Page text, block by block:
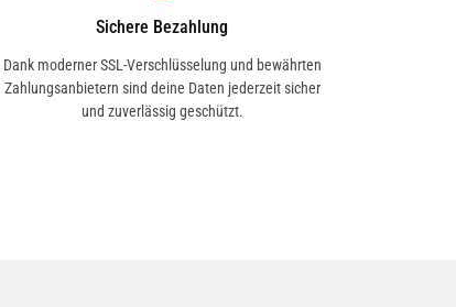
Sichere Bezahlung
Dank moderner SSL-Verschlüsselung und bewährten
Zahlungsanbietern sind deine Daten jederzeit sicher
und zuverlässig geschützt.